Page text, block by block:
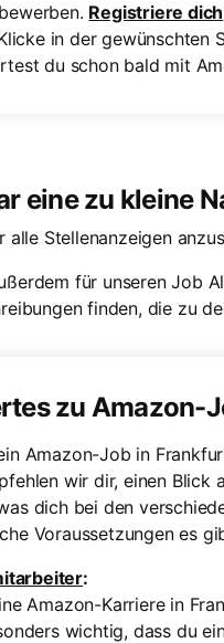
Registriere dich
in der gewünschten
du schon bald mit
eine zu kleine
Stellenanzeigen
für unseren Job
finden, die zu
zu Amazon-
Amazon-Job in
wir dir, einen
dich bei den
Voraussetzungen es
:
Amazon-Karriere in
wichtig, dass du